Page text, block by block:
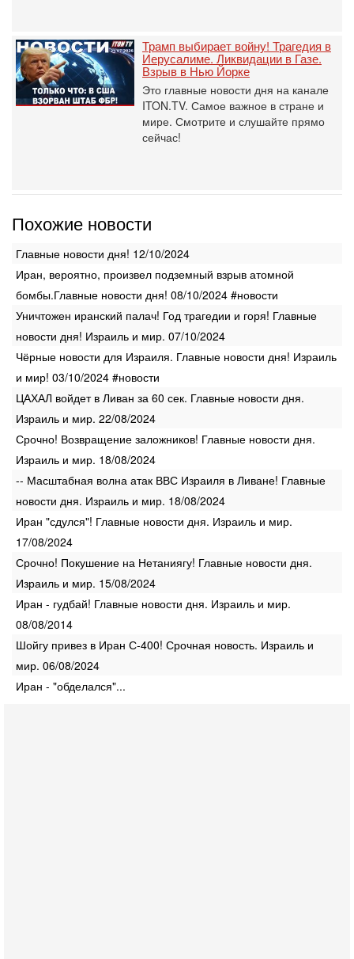
Трамп выбирает войну! Трагедия в
Иерусалиме. Ликвидации в Газе.
Взрыв в Нью Йорке
Это главные новости дня на канале
ITON.TV. Самое важное в стране и
мире. Смотрите и слушайте прямо
сейчас!
Похожие новости
Главные новости дня! 12/10/2024
Иран, вероятно, произвел подземный взрыв атомной
бомбы.Главные новости дня! 08/10/2024 #новости
Уничтожен иранский палач! Год трагедии и горя! Главные
новости дня! Израиль и мир. 07/10/2024
Чёрные новости для Израиля. Главные новости дня! Израиль
и мир! 03/10/2024 #новости
ЦАХАЛ войдет в Ливан за 60 сек. Главные новости дня.
Израиль и мир. 22/08/2024
Срочно! Возвращение заложников! Главные новости дня.
Израиль и мир. 18/08/2024
-- Масштабная волна атак ВВС Израиля в Ливане! Главные
новости дня. Израиль и мир. 18/08/2024
Иран "сдулся"! Главные новости дня. Израиль и мир.
17/08/2024
Срочно! Покушение на Нетаниягу! Главные новости дня.
Израиль и мир. 15/08/2024
Иран - гудбай! Главные новости дня. Израиль и мир.
08/08/2014
Шойгу привез в Иран С-400! Срочная новость. Израиль и
мир. 06/08/2024
Иран - "обделался"...